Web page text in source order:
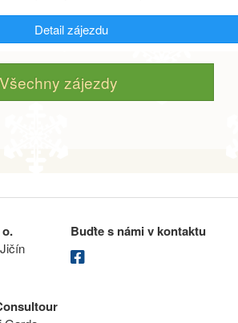
Detail zájezdu
Všechny zájezdy
Buďte s námi v kontaktu